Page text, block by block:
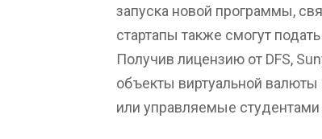
запуска новой программы,
стартапы также смогут
Получив лицензию от DFS,
объекты виртуальной
или управляемые